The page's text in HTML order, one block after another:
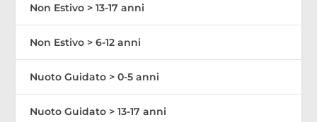
Non Estivo > 13-17 anni
Non Estivo > 6-12 anni
Nuoto Guidato > 0-5 anni
Nuoto Guidato > 13-17 anni